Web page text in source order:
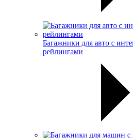
Багажники для авто с
рейлингами